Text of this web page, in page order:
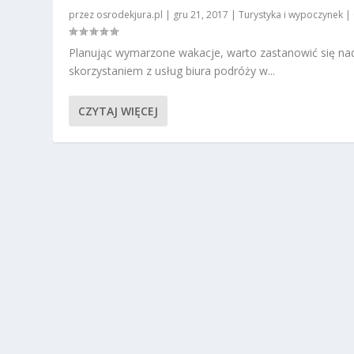
przez osrodekjura.pl | gru 21, 2017 |Turystyka i wypoczynek |
Planując wymarzone wakacje, warto zastanowić się
skorzystaniem z usług biura podróży w...
CZYTAJ WIĘCEJ